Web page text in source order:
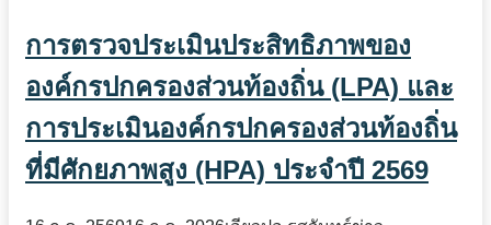
การตรวจประเมินประสิทธิภาพของ
องค์กรปกครองส่วนท้องถิ่น (LPA) และ
การประเมินองค์กรปกครองส่วนท้องถิ่น
ที่มีศักยภาพสูง (HPA) ประจำปี 2569